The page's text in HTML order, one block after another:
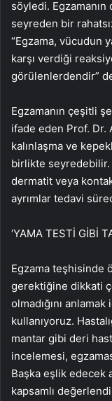
söyledi. Egzamanın
seyreden bir
“Egzama, vücudun
karşı verdiği
görülenlerdendir”
Egzamanın çeşitli
ifade eden Prof. Dr.
kalınlaşma ve
birlikte seyredebilir.
dermatit veya
ayrımlar tedavi
‘YAMA TESTİ GİBİ
Egzama teşhisinde
gerektiğine dikkati
olmadığını
kullanıyoruz.
mantar gibi deri
incelemesi,
Başka eşlik edecek
kapsamlı